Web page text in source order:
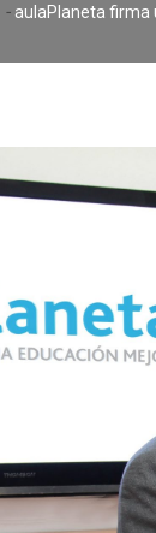
- aulaPlaneta firma